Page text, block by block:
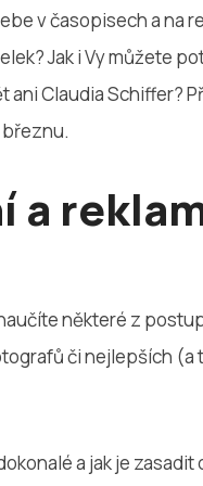
v časopisech a na
Jak i Vy můžete
Claudia Schiffer?
březnu.
a
některé z
či nejlepších (a
a jak je zasadit